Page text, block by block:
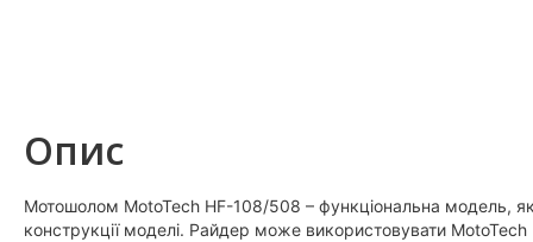
Опис
Мотошолом MotoTech HF-108/508 – функціональна модель, яка
конструкції моделі. Райдер може використовувати